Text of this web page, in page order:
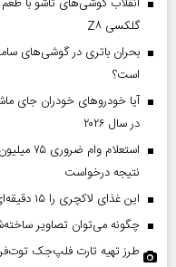
گلکسی Z۸
است؟
آیا خودروهای خودران جای
در سال ۲۰۲۶
نتیجه درخواست
این غذای لاکچری را ۱۵ دقیقه‌ای آماده کنید
چگونه می‌توان تصاویر
طرز تهیه تارت فلپ‌جک